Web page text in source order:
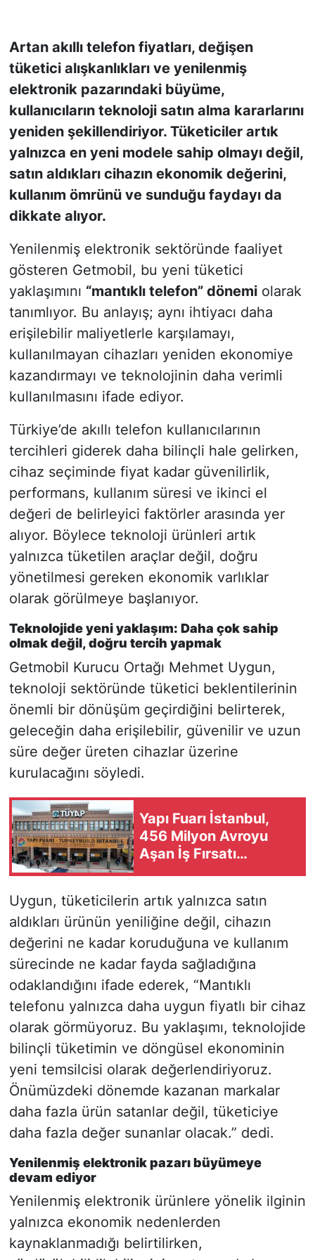
Artan akıllı telefon fiyatları, değişen
tüketici alışkanlıkları ve yenilenmiş
elektronik pazarındaki büyüme,
kullanıcıların teknoloji satın alma kararlarını
yeniden şekillendiriyor. Tüketiciler artık
yalnızca en yeni modele sahip olmayı değil,
satın aldıkları cihazın ekonomik değerini,
kullanım ömrünü ve sunduğu faydayı da
dikkate alıyor.
Yenilenmiş elektronik sektöründe faaliyet
gösteren Getmobil, bu yeni tüketici
yaklaşımını “mantıklı telefon” dönemiolarak
tanımlıyor. Bu anlayış; aynı ihtiyacı daha
erişilebilir maliyetlerle karşılamayı,
kullanılmayan cihazları yeniden ekonomiye
kazandırmayı ve teknolojinin daha verimli
kullanılmasını ifade ediyor.
Türkiye’de akıllı telefon kullanıcılarının
tercihleri giderek daha bilinçli hale gelirken,
cihaz seçiminde fiyat kadar güvenilirlik,
performans, kullanım süresi ve ikinci el
değeri de belirleyici faktörler arasında yer
alıyor. Böylece teknoloji ürünleri artık
yalnızca tüketilen araçlar değil, doğru
yönetilmesi gereken ekonomik varlıklar
olarak görülmeye başlanıyor.
Teknolojide yeni yaklaşım: Daha çok sahip
olmak değil, doğru tercih yapmak
Getmobil Kurucu Ortağı Mehmet Uygun,
teknoloji sektöründe tüketici beklentilerinin
önemli bir dönüşüm geçirdiğini belirterek,
geleceğin daha erişilebilir, güvenilir ve uzun
süre değer üreten cihazlar üzerine
kurulacağını söyledi.
Yapı Fuarı İstanbul,
456 Milyon Avroyu
Aşan İş Fırsatı
Uygun, tüketicilerin artık yalnızca satın
aldıkları ürünün yeniliğine değil, cihazın
değerini ne kadar koruduğuna ve kullanım
sürecinde ne kadar fayda sağladığına
odaklandığını ifade ederek, “Mantıklı
telefonu yalnızca daha uygun fiyatlı bir cihaz
olarak görmüyoruz. Bu yaklaşımı, teknolojide
bilinçli tüketimin ve döngüsel ekonominin
yeni temsilcisi olarak değerlendiriyoruz.
Önümüzdeki dönemde kazanan markalar
daha fazla ürün satanlar değil, tüketiciye
daha fazla değer sunanlar olacak.” dedi.
Yenilenmiş elektronik pazarı büyümeye
devam ediyor
Yenilenmiş elektronik ürünlere yönelik ilginin
yalnızca ekonomik nedenlerden
kaynaklanmadığı belirtilirken,
KONGRE TAKVİMİ
RÖPORTAJLAR
BİYOGRAFİLER